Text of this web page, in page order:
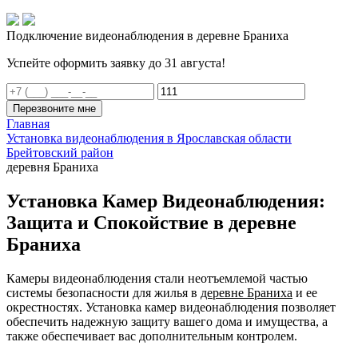
Подключение видеонаблюдения в деревне Браниха
Успейте оформить заявку до 31 августа!
Перезвоните мне
Главная
Установка видеонаблюдения в Ярославская области
Брейтовский район
деревня Браниха
Установка Камер Видеонаблюдения:
Защита и Спокойствие в деревне
Браниха
Камеры видеонаблюдения стали неотъемлемой частью
системы безопасности для жилья в деревне Браниха и ее
окрестностях. Установка камер видеонаблюдения позволяет
обеспечить надежную защиту вашего дома и имущества, а
также обеспечивает вас дополнительным контролем.